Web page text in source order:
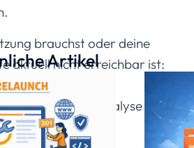
brauchst oder deine
aktuell nicht erreichbar ist:
dir schnell und
von der Fehleranalyse bis
Artikel